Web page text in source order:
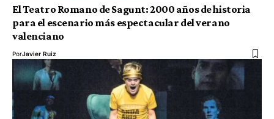
El Teatro Romano de Sagunt: 2000 años de historia
para el escenario más espectacular del verano
valenciano
PorJavier Ruiz